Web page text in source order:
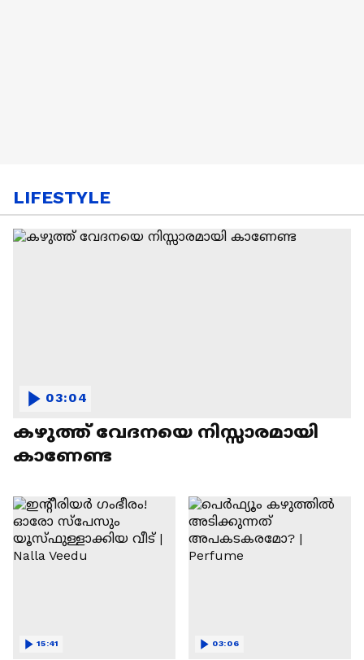
LIFESTYLE
കഴുത്ത് വേദനയെ നിസ്സാരമായി
കാണേണ്ട
03:04
15:41 03:06